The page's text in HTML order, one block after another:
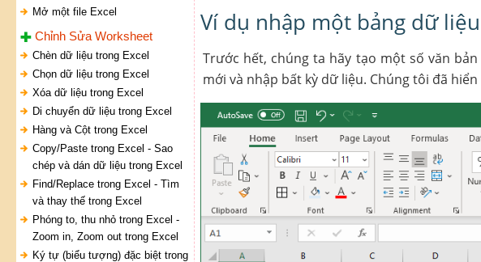
Mở một file Excel
Chỉnh Sửa Worksheet
Chèn dữ liệu trong Excel
Chọn dữ liệu trong Excel
Xóa dữ liệu trong Excel
Di chuyển dữ liệu trong Excel
Hàng và Cột trong Excel
Copy/Paste trong Excel - Sao
chép và dán dữ liệu trong Excel
Find/Replace trong Excel - Tìm
và thay thế trong Excel
Phóng to, thu nhỏ trong Excel -
Zoom in, Zoom out trong Excel
Ký tự (biểu tượng) đặc biệt trong
Ví dụ nhập một bảng dữ
Trước hết, chúng ta hãy tạo một số văn
mới và nhập bất kỳ dữ liệu. Chúng tôi đã